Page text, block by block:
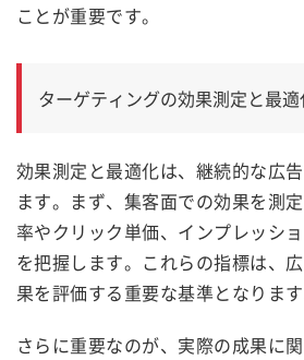
ことが重要です。
ターゲティングの効果測定と最
効果測定と最適化は、継続的な広
ます。まず、集客面での効果を測
率やクリック単価、インプレッシ
を把握します。これらの指標は、
果を評価する重要な基準となります
さらに重要なのが、実際の成果に